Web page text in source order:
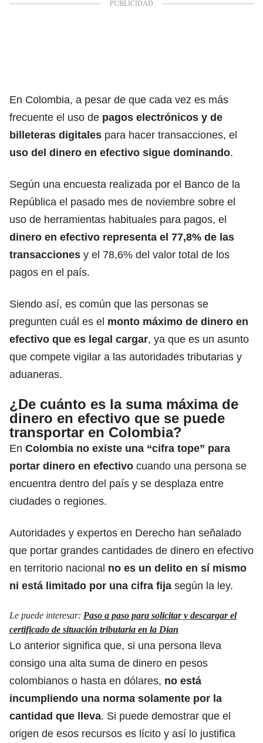
En Colombia, a pesar de que cada vez es más
frecuente el uso de pagos electrónicos y de
billeteras digitales para hacer transacciones, el
uso del dinero en efectivo sigue dominando.
Según una encuesta realizada por el Banco de la
República el pasado mes de noviembre sobre el
uso de herramientas habituales para pagos, el
dinero en efectivo representa el 77,8% de las
transacciones y el 78,6% del valor total de los
pagos en el país.
Siendo así, es común que las personas se
pregunten cuál es el monto máximo de dinero en
efectivo que es legal cargar, ya que es un asunto
que compete vigilar a las autoridades tributarias y
aduaneras.
¿De cuánto es la suma máxima de
dinero en efectivo que se puede
transportar en Colombia?
En Colombia no existe una “cifra tope” para
portar dinero en efectivo cuando una persona se
encuentra dentro del país y se desplaza entre
ciudades o regiones.
Autoridades y expertos en Derecho han señalado
que portar grandes cantidades de dinero en efectivo
en territorio nacional no es un delito en sí mismo
ni está limitado por una cifra fija según la ley.
Le puede interesar: Paso a paso para solicitar y descargar el
certificado de situación tributaria en la Dian
Lo anterior significa que, si una persona lleva
consigo una alta suma de dinero en pesos
colombianos o hasta en dólares, no está
incumpliendo una norma solamente por la
cantidad que lleva. Si puede demostrar que el
origen de esos recursos es lícito y así lo justifica